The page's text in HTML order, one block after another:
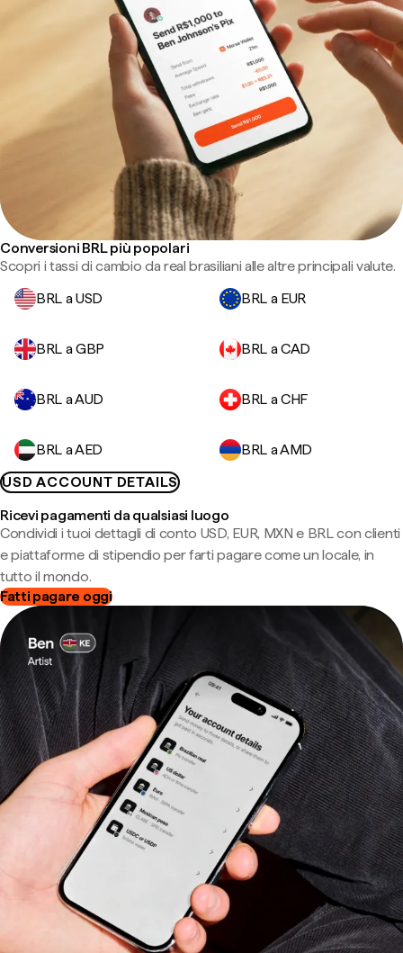
Conversioni BRL più popolari
Scopri i tassi di cambio da real brasiliani alle altre principali valute.
BRL a USD
BRL a EUR
BRL a GBP BRL a CAD
BRL a AUD BRL a CHF
BRL a AED
BRL a AMD
USD ACCOUNT DETAILS
Ricevi pagamenti da qualsiasi luogo
Condividi i tuoi dettagli di conto USD, EUR, MXN e BRL con clienti
e piattaforme di stipendio per farti pagare come un locale, in
tutto il mondo.
Fatti pagare oggi